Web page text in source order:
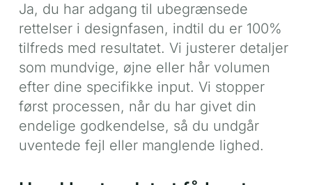
Ja, du har adgang til ubegrænsede
rettelser i designfasen, indtil du er 100%
tilfreds med resultatet. Vi justerer detaljer
som mundvige, øjne eller hår volumen
efter dine specifikke input. Vi stopper
først processen, når du har givet din
endelige godkendelse, så du undgår
uventede fejl eller manglende lighed.